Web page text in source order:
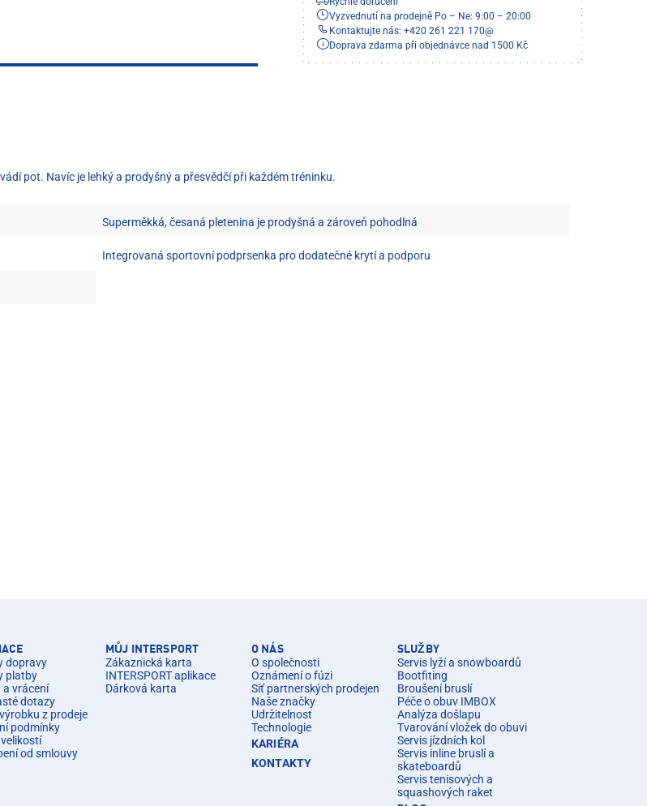
Vyzvednutí na prodejně Po – Ne: 9:00 – 20:00
Kontaktujte nás: +420 261 221 170@
Doprava zdarma při objednávce nad 1500 Kč
pot. Navíc je lehký a prodyšný a přesvědčí při každém tréninku.
Superměkká, česaná pletenina je prodyšná a zároveň pohodlná
Integrovaná sportovní podprsenka pro dodatečné krytí a podporu
dopravy
platby
a vrácení
dotazy
z prodeje
podmínky
od smlouvy
MŮJ INTERSPORT
Zákaznická karta
INTERSPORT aplikace
Dárková karta
O NÁS
O společnosti
Oznámení o fúzi
Síť partnerských prodejen
Naše značky
Udržitelnost
Technologie
KARIÉRA
KONTAKTY
SLUŽBY
Servis lyží a snowboardů
Bootfiting
Broušení bruslí
Péče o obuv IMBOX
Analýza došlapu
Tvarování vložek do obuvi
Servis jízdních kol
Servis inline bruslí a
skateboardů
Servis tenisových a
squashových raket